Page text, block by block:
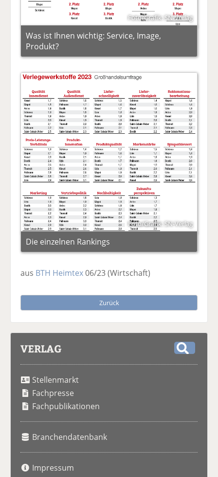
Foto/Grafik: SN-Verlag
Was ist Ihnen wichtig: Service, Image,
Produkt?
Foto/Grafik: SN-Verlag
Die einzelnen Rankings
aus BTH Heimtex06/23(Wirtschaft)
Zurück
VERLAG
Stellenmarkt
Fachpresse
Fachpublikationen
Branchendatenbank
Impressum